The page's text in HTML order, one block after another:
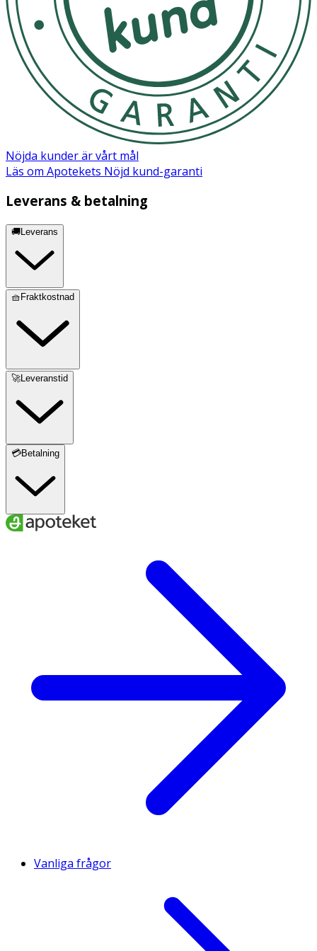
Nöjda kunder är vårt mål
Läs om Apotekets Nöjd kund-garanti
Leverans & betalning
🚚Leverans
🧺Fraktkostnad
🚀Leveranstid
💳Betalning
Vanliga frågor